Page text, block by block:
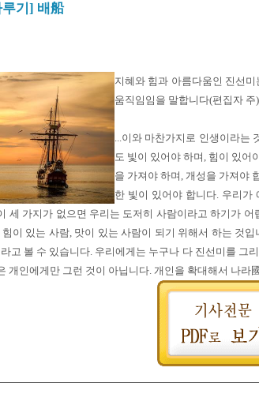
기] 배船
지혜와 힘과 아름다움인 진선
움직임임을 말합니다(편집자 주
...이와 마찬가지로 인생이라는
도 빛이 있어야 하며, 힘이 있어
을 가져야 하며, 개성을 가져야
한 빛이 있어야 합니다. 우리가
세 가지가 없으면 우리는 도저히 사람이라고 하기가
이 있는 사람, 맛이 있는 사람이 되기 위해서 하는 것
고 볼 수 있습니다. 우리에게는 누구나 다 진선미를 그
개인에게만 그런 것이 아닙니다. 개인을 확대해서 나라